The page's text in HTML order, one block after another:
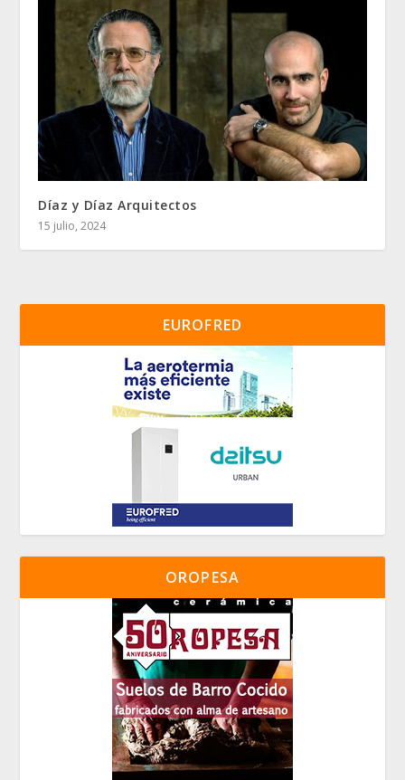
Díaz y Díaz Arquitectos
15 julio, 2024
EUROFRED
OROPESA